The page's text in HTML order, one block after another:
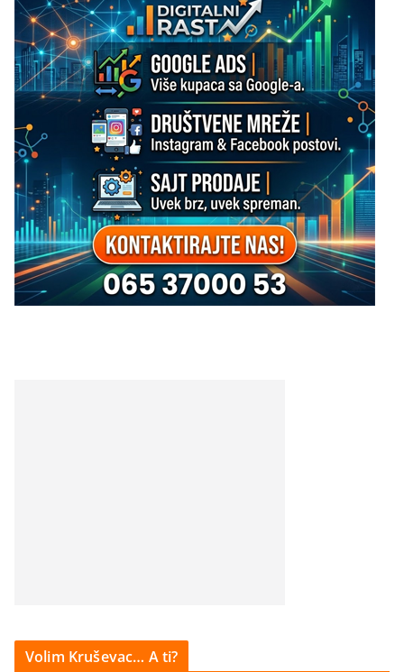
Volim Kruševac… A ti?